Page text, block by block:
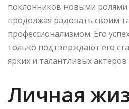
поклонников новыми ролями
продолжая радовать своим
профессионализмом. Его
только подтверждают его
ярких и талантливых
Личная